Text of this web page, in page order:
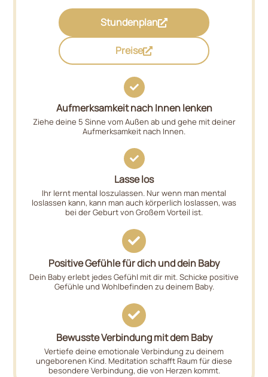
Stundenplan
Preise
Aufmerksamkeit nach Innen lenken
Ziehe deine 5 Sinne vom Außen ab und gehe mit deiner
Aufmerksamkeit nach Innen.
Lasse los
Ihr lernt mental loszulassen. Nur wenn man mental
loslassen kann, kann man auch körperlich loslassen, was
bei der Geburt von Großem Vorteil ist.
Positive Gefühle für dich und dein Baby
Dein Baby erlebt jedes Gefühl mit dir mit. Schicke positive
Gefühle und Wohlbefinden zu deinem Baby.
Bewusste Verbindung mit dem Baby
Vertiefe deine emotionale Verbindung zu deinem
ungeborenen Kind. Meditation schafft Raum für diese
besondere Verbindung, die von Herzen kommt.